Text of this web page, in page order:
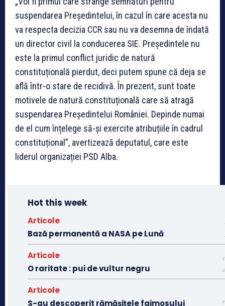
suspendarea Președintelui, în cazul în care acesta nu
va respecta decizia CCR sau nu va desemna de îndată
un director civil la conducerea SIE. Președintele nu
este la primul conflict juridic de natură
constituțională pierdut, deci putem spune că deja se
află într-o stare de recidivă. În prezent, sunt toate
motivele de natură constituțională care să atragă
suspendarea Președintelui României. Depinde numai
de el cum înțelege să-și exercite atribuțiile în cadrul
constituțional”, avertizează deputatul, care este
liderul organizației PSD Alba.
Hot this week
Articole
Bază permanentă a NASA pe Lună
Articole
O raritate : pui de vultur negru
Articole
S-au descoperit rămășițele faimosului